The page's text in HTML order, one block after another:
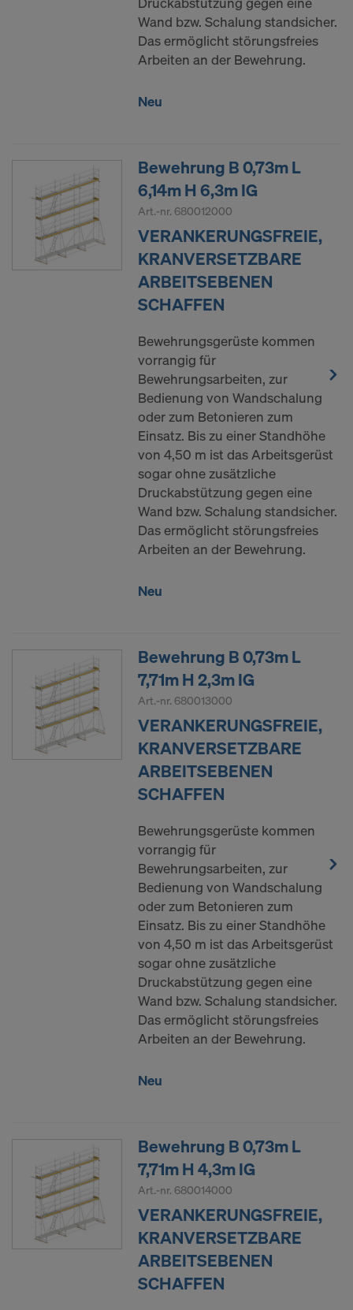
Wand bzw. Schalung standsicher.
Das ermöglicht störungsfreies
Arbeiten an der Bewehrung.
Neu
Bewehrung B 0,73m L
6,14m H 6,3m IG
Art.-nr. 680012000
VERANKERUNGSFREIE,
KRANVERSETZBARE
ARBEITSEBENEN
SCHAFFEN
Bewehrungsgerüste kommen
vorrangig für
Bewehrungsarbeiten, zur
Bedienung von Wandschalung
oder zum Betonieren zum
Einsatz. Bis zu einer Standhöhe
von 4,50 m ist das Arbeitsgerüst
sogar ohne zusätzliche
Druckabstützung gegen eine
Wand bzw. Schalung standsicher.
Das ermöglicht störungsfreies
Arbeiten an der Bewehrung.
Neu
Bewehrung B 0,73m L
7,71m H 2,3m IG
Art.-nr. 680013000
VERANKERUNGSFREIE,
KRANVERSETZBARE
ARBEITSEBENEN
SCHAFFEN
Bewehrungsgerüste kommen
vorrangig für
Bewehrungsarbeiten, zur
Bedienung von Wandschalung
oder zum Betonieren zum
Einsatz. Bis zu einer Standhöhe
von 4,50 m ist das Arbeitsgerüst
sogar ohne zusätzliche
Druckabstützung gegen eine
Wand bzw. Schalung standsicher.
Das ermöglicht störungsfreies
Arbeiten an der Bewehrung.
Neu
Bewehrung B 0,73m L
7,71m H 4,3m IG
Art.-nr. 680014000
VERANKERUNGSFREIE,
KRANVERSETZBARE
ARBEITSEBENEN
SCHAFFEN